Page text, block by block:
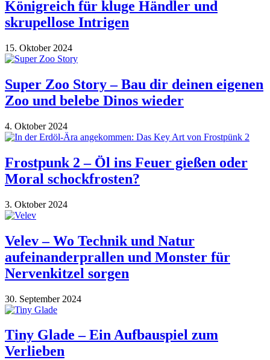
Königreich für kluge Händler und
skrupellose Intrigen
15. Oktober 2024
Super Zoo Story – Bau dir deinen eigenen
Zoo und belebe Dinos wieder
4. Oktober 2024
Frostpunk 2 – Öl ins Feuer gießen oder
Moral schockfrosten?
3. Oktober 2024
Velev – Wo Technik und Natur
aufeinanderprallen und Monster für
Nervenkitzel sorgen
30. September 2024
Tiny Glade – Ein Aufbauspiel zum
Verlieben